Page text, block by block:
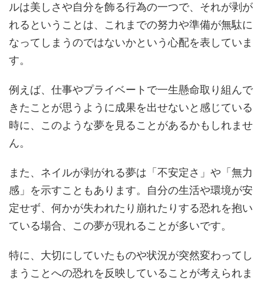
ルは美しさや自分を飾る行為の一つで、それが剥が
れるということは、これまでの努力や準備が無駄に
なってしまうのではないかという心配を表していま
す。
例えば、仕事やプライベートで一生懸命取り組んで
きたことが思うように成果を出せないと感じている
時に、このような夢を見ることがあるかもしれませ
ん。
また、ネイルが剥がれる夢は「不安定さ」や「無力
感」を示すこともあります。自分の生活や環境が安
定せず、何かが失われたり崩れたりする恐れを抱い
ている場合、この夢が現れることが多いです。
特に、大切にしていたものや状況が突然変わってし
まうことへの恐れを反映していることが考えられま